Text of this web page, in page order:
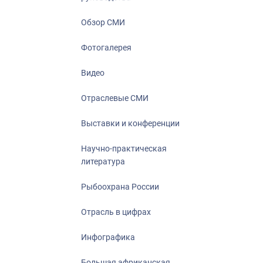
Большая
Укрепление
События в
Обзор СМИ
Фотогалерея
Видео
Отраслевые СМИ
Выставки и конференции
Научно-практическая
литература
Рыбоохрана России
Отрасль в цифрах
Инфографика